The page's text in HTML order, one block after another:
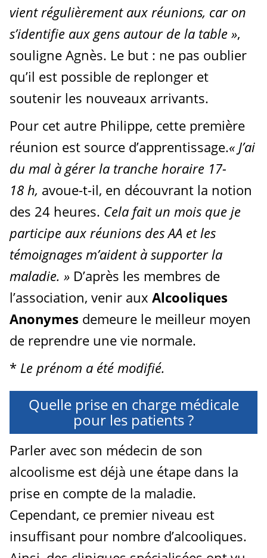
vient régulièrement aux réunions, car on
s’identifie aux gens autour de la table »,
souligne Agnès. Le but : ne pas oublier
qu’il est possible de replonger et
soutenir les nouveaux arrivants.
Pour cet autre Philippe, cette première
réunion est source d’apprentissage.« J’ai
du mal à gérer la tranche horaire 17-
18 h, avoue-t-il, en découvrant la notion
des 24 heures. Cela fait un mois que je
participe aux réunions des AA et les
témoignages m’aident à supporter la
maladie. » D’après les membres de
l’association, venir aux Alcooliques
Anonymes demeure le meilleur moyen
de reprendre une vie normale.
* Le prénom a été modifié.
Quelle prise en charge médicale
pour les patients ?
Parler avec son médecin de son
alcoolisme est déjà une étape dans la
prise en compte de la maladie.
Cependant, ce premier niveau est
insuffisant pour nombre d’alcooliques.